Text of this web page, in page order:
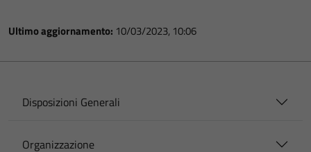
Ultimo aggiornamento: 10/03/2023, 10:06
Disposizioni Generali
Organizzazione